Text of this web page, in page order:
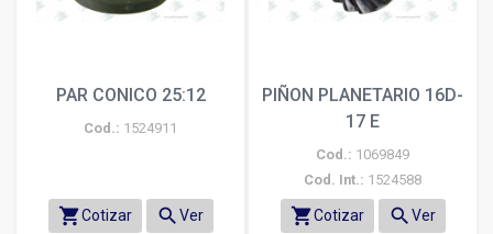
PAR CONICO 25:12
Cod.: 1524911
shopping_cartCotizar search Ver
PIÑON PLANETARIO 16D-
17 E
Cod.: 1069849
Cod. Int.: 1524588
shopping_cartCotizar search Ver